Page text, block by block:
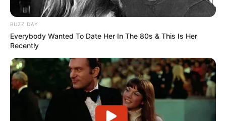
Ausflugsziele, Sehenswürdigkeiten,
Freizeitangebote und Museen in und im Umkreis
von Köln:
Gaststätten und Restaurants in Köln
BUZZ DAY
Everybody Wanted To Date Her In The 80s & This Is Her
Recently